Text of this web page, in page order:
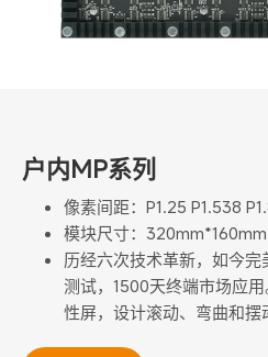
户内MP系列
像素间距：P1.25 P1.538
模块尺寸：320mm*160mm
历经六次技术革新，如今
测试，1500天终端市场应
性屏，设计滚动、弯曲和摆